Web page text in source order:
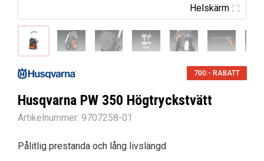
Helskärm
700:- RABATT
Husqvarna PW 350 Högtryckstvätt
Artikelnummer: 9707258-01
Pålitlig prestanda och lång livslängd